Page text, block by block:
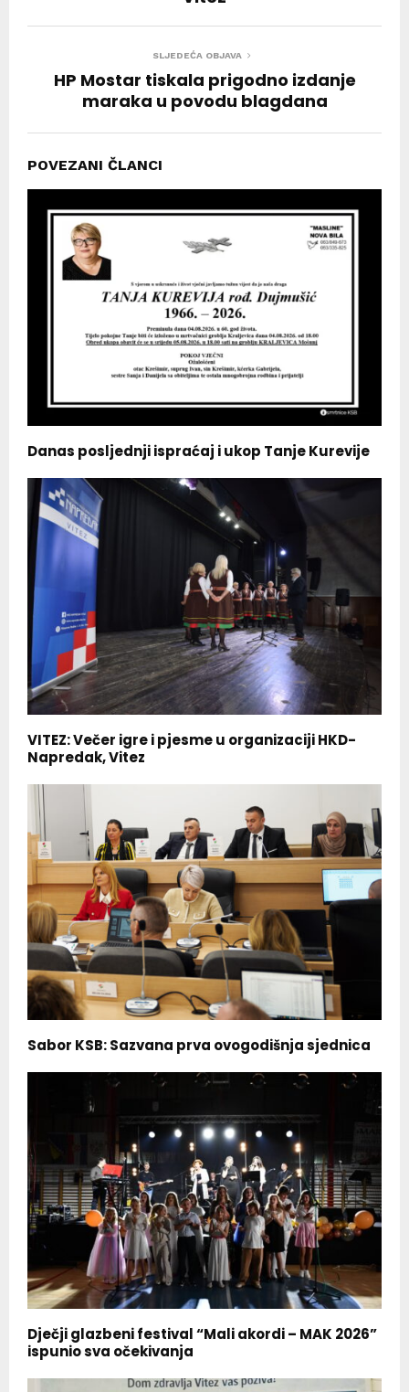
SLJEDEĆA OBJAVA
HP Mostar tiskala prigodno izdanje
maraka u povodu blagdana
POVEZANI ČLANCI
Danas posljednji ispraćaj i ukop Tanje Kurevije
VITEZ: Večer igre i pjesme u organizaciji HKD-
Napredak, Vitez
Sabor KSB: Sazvana prva ovogodišnja sjednica
Dječji glazbeni festival “Mali akordi – MAK 2026”
ispunio sva očekivanja